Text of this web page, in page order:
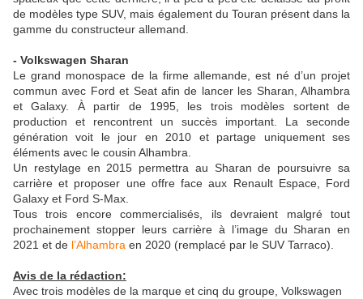
de modèles type SUV, mais également du Touran présent dans la
gamme du constructeur allemand.
- Volkswagen Sharan
Le grand monospace de la firme allemande, est né d’un projet
commun avec Ford et Seat afin de lancer les Sharan, Alhambra
et Galaxy. À partir de 1995, les trois modèles sortent de
production et rencontrent un succès important. La seconde
génération voit le jour en 2010 et partage uniquement ses
éléments avec le cousin Alhambra.
Un restylage en 2015 permettra au Sharan de poursuivre sa
carrière et proposer une offre face aux Renault Espace, Ford
Galaxy et Ford S-Max.
Tous trois encore commercialisés, ils devraient malgré tout
prochainement stopper leurs carrière à l’image du Sharan en
2021 et de l’Alhambra en 2020 (remplacé par le SUV Tarraco).
Avis de la rédaction:
Avec trois modèles de la marque et cinq du groupe, Volkswagen